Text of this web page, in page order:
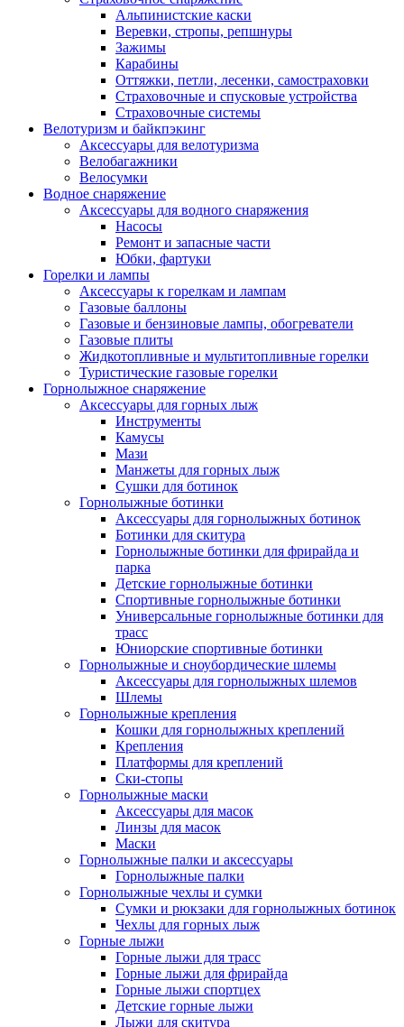
Альпинистские каски
Веревки, стропы, репшнуры
Зажимы
Карабины
Оттяжки, петли, лесенки, самостраховки
Страховочные и спусковые устройства
Страховочные системы
Велотуризм и байкпэкинг
Аксессуары для велотуризма
Велобагажники
Велосумки
Водное снаряжение
Аксессуары для водного снаряжения
Насосы
Ремонт и запасные части
Юбки, фартуки
Горелки и лампы
Аксессуары к горелкам и лампам
Газовые баллоны
Газовые и бензиновые лампы, обогреватели
Газовые плиты
Жидкотопливные и мультитопливные горелки
Туристические газовые горелки
Горнолыжное снаряжение
Аксессуары для горных лыж
Инструменты
Камусы
Мази
Манжеты для горных лыж
Сушки для ботинок
Горнолыжные ботинки
Аксессуары для горнолыжных ботинок
Ботинки для скитура
Горнолыжные ботинки для фрирайда и
парка
Детские горнолыжные ботинки
Спортивные горнолыжные ботинки
Универсальные горнолыжные ботинки для
трасс
Юниорские спортивные ботинки
Горнолыжные и сноубордические шлемы
Аксессуары для горнолыжных шлемов
Шлемы
Горнолыжные крепления
Кошки для горнолыжных креплений
Крепления
Платформы для креплений
Ски-стопы
Горнолыжные маски
Аксессуары для масок
Линзы для масок
Маски
Горнолыжные палки и аксессуары
Горнолыжные палки
Горнолыжные чехлы и сумки
Сумки и рюкзаки для горнолыжных ботинок
Чехлы для горных лыж
Горные лыжи
Горные лыжи для трасс
Горные лыжи для фрирайда
Горные лыжи спортцех
Детские горные лыжи
Лыжи для скитура